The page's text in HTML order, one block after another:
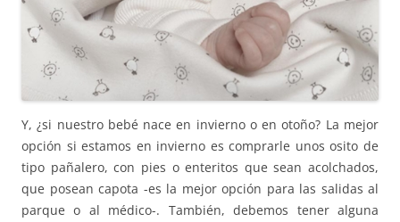
Y, ¿si nuestro bebé nace en invierno o en otoño? La mejor
opción si estamos en invierno es comprarle unos osito de
tipo pañalero, con pies o enteritos que sean acolchados,
que posean capota -es la mejor opción para las salidas al
parque o al médico-. También, debemos tener alguna